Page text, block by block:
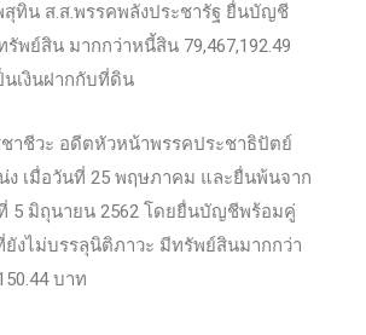
ทิน ส.ส.พรรคพลังประชารัฐ ยื่นบัญชี
พย์สิน มากกว่าหนี้สิน 79,467,192.49
เงินฝากกับที่ดิน
าชีวะ อดีตหัวหน้าพรรคประชาธิปัตย์
ง เมื่อวันที่ 25 พฤษภาคม และยื่นพ้นจาก
5 มิถุนายน 2562 โดยยื่นบัญชีพร้อมคู่
งไม่บรรลุนิติภาวะ มีทรัพย์สินมากกว่า
บาท